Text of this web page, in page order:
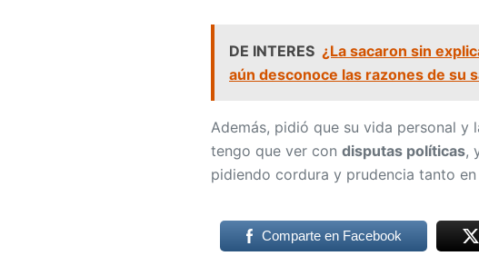
DE INTERES ¿La sacaron sin
aún desconoce las razones de su
Además, pidió que su vida personal y
tengo que ver con disputas políticas,
pidiendo cordura y prudencia tanto
Comparte en Facebook